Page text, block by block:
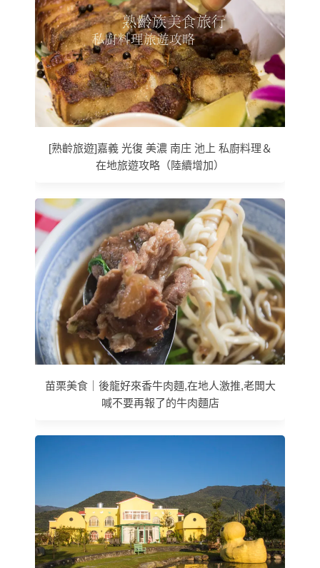
[熟齡旅遊]嘉義 光復 美濃 南庄 池上 私廚料理＆
在地旅遊攻略（陸續增加）
苗栗美食｜後龍好來香牛肉麵,在地人激推,老闆大
喊不要再報了的牛肉麵店